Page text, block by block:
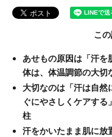
こ
あせもの原因は「汗を
体は、体温調節の大切
大切なのは「汗は自然
ぐにやさしくケアす
柱
汗をかいたまま肌に放